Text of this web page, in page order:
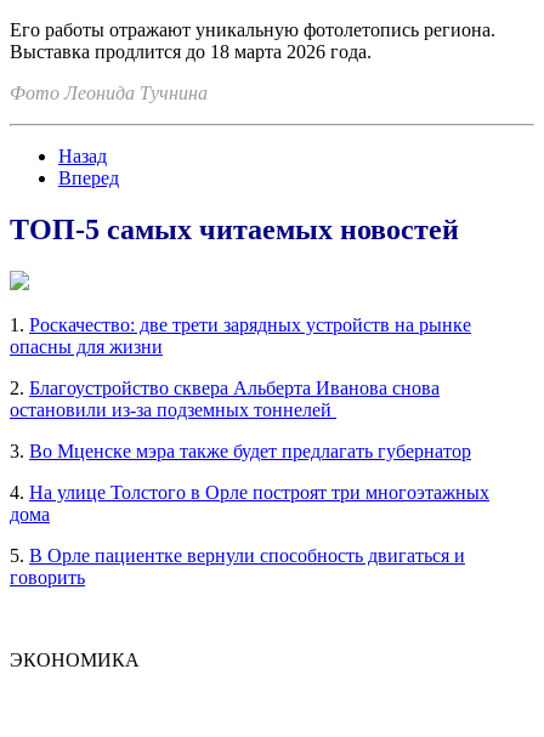
Его работы отражают уникальную фотолетопись региона.
Выставка продлится до 18 марта 2026 года.
Фото Леонида Тучнина
Назад
Вперед
ТОП-5 самых читаемых новостей
1. Роскачество: две трети зарядных устройств на рынке
опасны для жизни
2. Благоустройство сквера Альберта Иванова снова
остановили из-за подземных тоннелей
3. Во Мценске мэра также будет предлагать губернатор
4. На улице Толстого в Орле построят три многоэтажных
дома
5. В Орле пациентке вернули способность двигаться и
говорить
ЭКОНОМИКА